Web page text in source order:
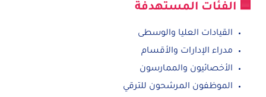
🟦 الفئات المستهدفة
القيادات العليا والوسطى
مدراء الإدارات والأقسام
الأخصائيون والممارسون
الموظفون المرشحون للترقي